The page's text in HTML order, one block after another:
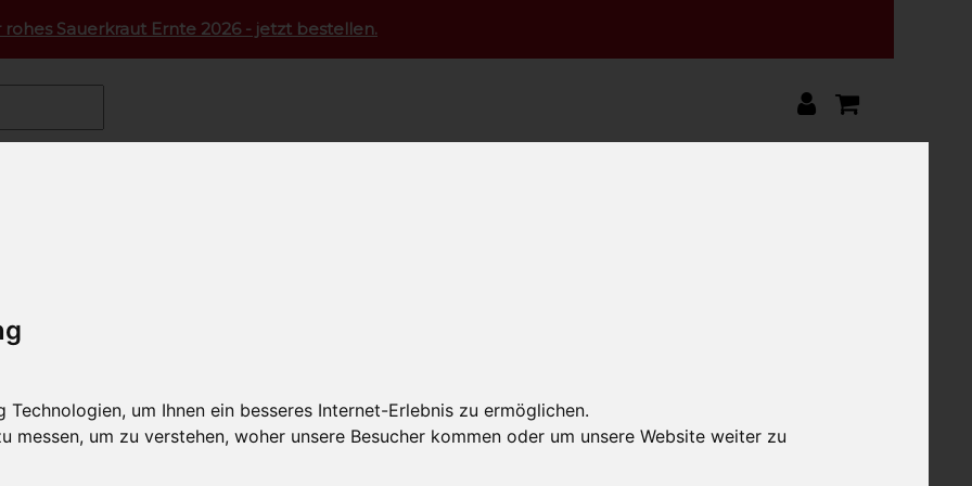
um Ihnen ein besseres Internet-Erlebnis zu ermöglichen.
messen, um zu verstehen, woher unsere Besucher kommen oder um unsere Website weiter zu
rohes Sauerkraut Ernte 2026 - jetzt bestellen.